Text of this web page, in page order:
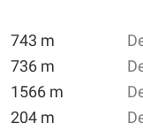
743 m
736 m
1566 m
204 m